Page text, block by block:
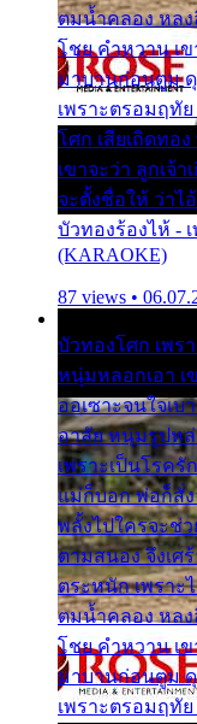
ตมน้ำคลอง หล
โชย คำหวาน เ
มาบานก่อนตูม
เพราะตรอมฤทั
โศก เสียเถิดทอ
เขาจะว่า ลูกเจ้
จะตั้งชื่อให้ ว่าไ
บัวทองร้องไห้ -
(KARAOKE)
87 views •
บัวทองโศก เพร
หนุ่มหลอกเอา เ
ออเซาะจนใจเบ
อาลัย หนุ่มรูปหล่
เพราะเป็นโรครั
แม่ก็บอก พ่อก็สั่ง
พลั้งไปใครจะช่
ตามสนอง จึงเศ
ตระหนัก เพราะ
ตมน้ำคลอง หล
โชย คำหวาน เ
มาบานก่อนตูม
เพราะตรอมฤทั